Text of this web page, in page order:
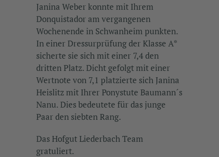
Janina Weber konnte mit Ihrem
Donquistador am vergangenen
Wochenende in Schwanheim punkten.
In einer Dressurprüfung der Klasse A*
sicherte sie sich mit einer 7,4 den
dritten Platz. Dicht gefolgt mit einer
Wertnote von 7,1 platzierte sich Janina
Heislitz mit Ihrer Ponystute Baumann´s
Nanu. Dies bedeutete für das junge
Paar den siebten Rang.
Das Hofgut Liederbach Team
gratuliert.